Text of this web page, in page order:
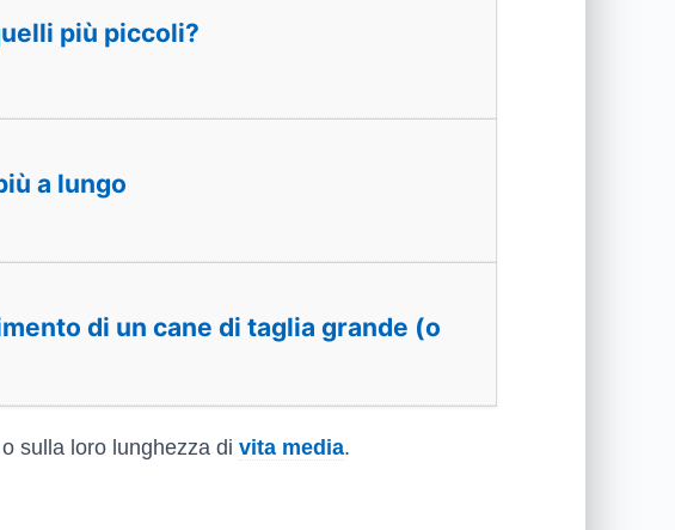
più piccoli?
a lungo
di un cane di taglia grande (o
sulla loro lunghezza di vita media.